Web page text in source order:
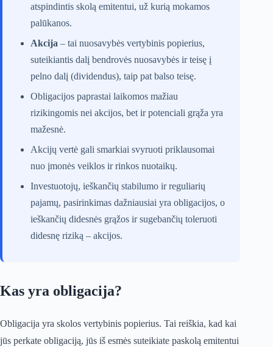
atspindintis skolą emitentui, už kurią mokamos
palūkanos.
Akcija – tai nuosavybės vertybinis popierius,
suteikiantis dalį bendrovės nuosavybės ir teisę į
pelno dalį (dividendus), taip pat balso teisę.
Obligacijos paprastai laikomos mažiau
rizikingomis nei akcijos, bet ir potenciali grąža yra
mažesnė.
Akcijų vertė gali smarkiai svyruoti priklausomai
nuo įmonės veiklos ir rinkos nuotaikų.
Investuotojų, ieškančių stabilumo ir reguliarių
pajamų, pasirinkimas dažniausiai yra obligacijos, o
ieškančių didesnės grąžos ir sugebančių toleruoti
didesnę riziką – akcijos.
Kas yra obligacija?
Obligacija yra skolos vertybinis popierius. Tai reiškia, kad kai
jūs perkate obligaciją, jūs iš esmės suteikiate paskolą emitentui